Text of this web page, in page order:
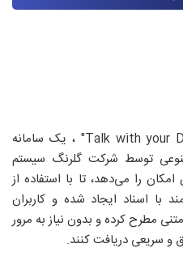
"TalkDoc" به معنای "Talk with your Document" ، یک سامانه
توسط شرکت گلرنگ سیستم
را می‌دهد، تا با استفاده از
اسناد ایجاد شده و کاربران
مطرح کرده و بدون نیاز به مرور
و سریعی دریافت کنند.